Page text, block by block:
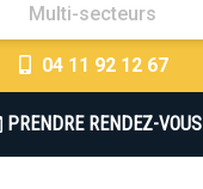
Multi-secteurs
04 11 92 12 67
PRENDRE RENDEZ-VOUS